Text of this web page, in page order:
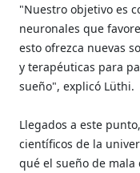
"Nuestro objetivo es
neuronales que
esto ofrezca nuevas
y terapéuticas para
sueño", explicó Lüthi.
Llegados a este
científicos de la
qué el sueño de